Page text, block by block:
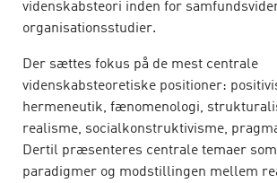
videnskabsteori inden for
organisationsstudier.
Der sættes fokus på de mest centrale
videnskabsteoretiske positioner:
hermeneutik, fænomenologi,
realisme, socialkonstruktivisme,
Dertil præsenteres centrale temaer
paradigmer og modstillingen mellem